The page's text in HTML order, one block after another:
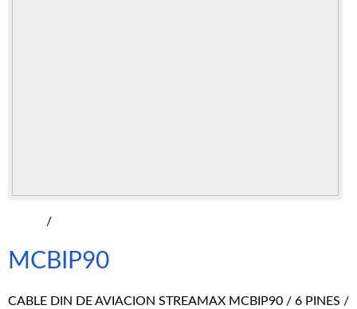
/
MCBIP90
CABLE DIN DE AVIACION STREAMAX MCBIP90 / 6 PINES /